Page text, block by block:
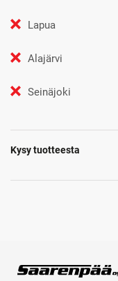
Lapua
Alajärvi
Seinäjoki
Kysy tuotteesta